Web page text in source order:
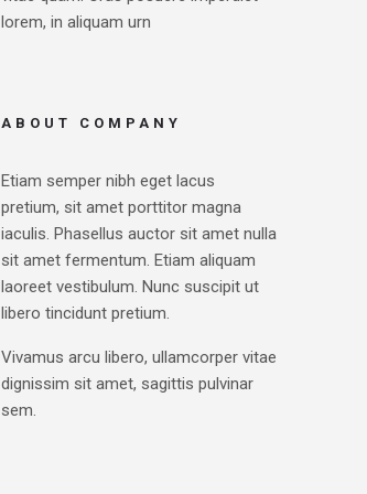
lorem, in aliquam urn
ABOUT COMPANY
Etiam semper nibh eget lacus
pretium, sit amet porttitor magna
iaculis. Phasellus auctor sit amet nulla
sit amet fermentum. Etiam aliquam
laoreet vestibulum. Nunc suscipit ut
libero tincidunt pretium.
Vivamus arcu libero, ullamcorper vitae
dignissim sit amet, sagittis pulvinar
sem.